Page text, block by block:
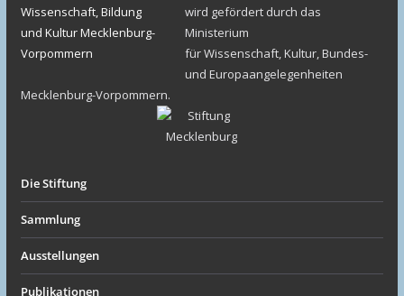
wird gefördert durch das
Ministerium
für Wissenschaft, Kultur, Bundes-
und Europaangelegenheiten
Mecklenburg-Vorpommern.
Die Stiftung
Sammlung
Ausstellungen
Publikationen